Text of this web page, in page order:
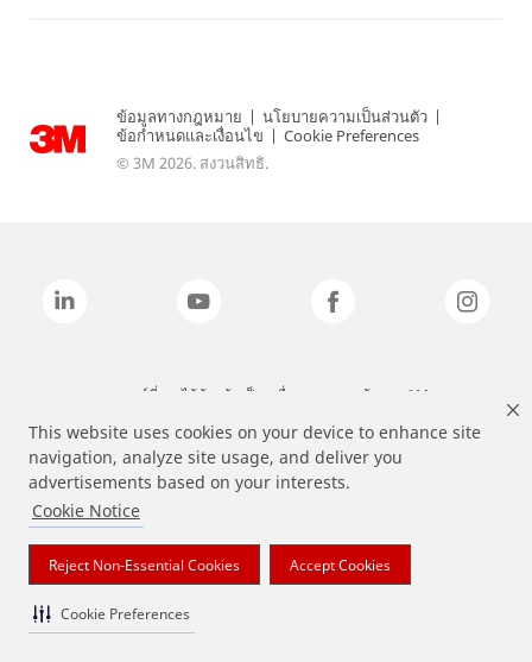
This website uses cookies on your device to enhance site
navigation, analyze site usage, and deliver you
advertisements based on your interests.
Cookie Notice
Reject Non-Essential Cookies Accept Cookies
Cookie Preferences
ข้อมูลทางกฎหมาย | นโยบายความเป็นส่วนตัว |
ข้อกำหนดและเงื่อนไข | Cookie Preferences
© 3M 2026. สงวนสิทธิ.
แบรนด์ที่ระบุไว้ข้างต้นเป็นเครื่องหมายการค้าของ 3M